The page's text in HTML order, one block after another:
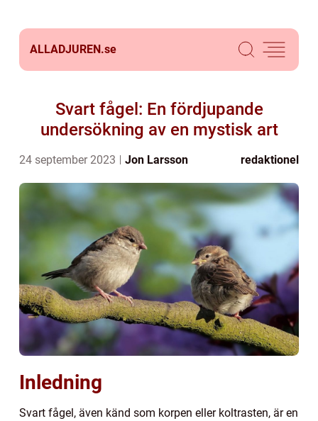
ALLADJUREN.se
Svart fågel: En fördjupande
undersökning av en mystisk art
24 september 2023 Jon Larsson redaktionel
Inledning
Svart fågel, även känd som korpen eller koltrasten, är en